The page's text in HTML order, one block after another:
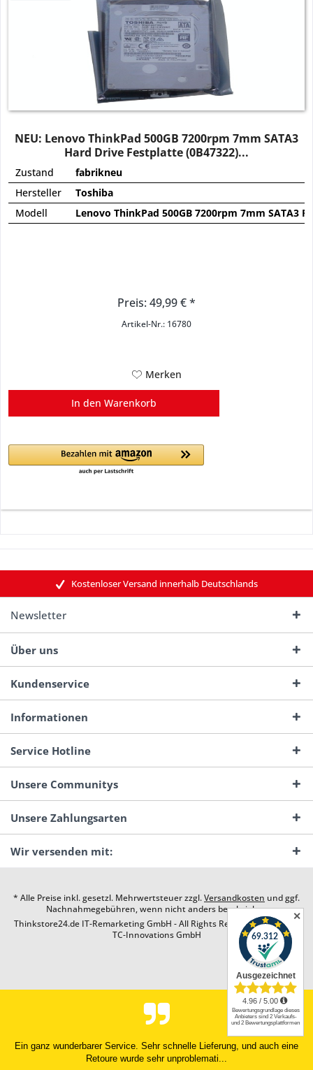
NEU: Lenovo ThinkPad 500GB 7200rpm 7mm SATA3
Hard Drive Festplatte (0B47322)...
Zustand
fabrikneu
Hersteller
Toshiba
Modell
Lenovo ThinkPad 500GB 7200rpm 7mm SATA3
Preis: 49,99 € *
Artikel-Nr.: 16780
Merken
In den Warenkorb
Kostenloser Versand innerhalb Deutschlands
Newsletter
Über uns
Kundenservice
Informationen
Service Hotline
Unsere Communitys
Unsere Zahlungsarten
Wir versenden mit:
* Alle Preise inkl. gesetzl. Mehrwertsteuer zzgl.Versandkosten und ggf.
Nachnahmegebühren, wenn nicht anders beschrieben
Thinkstore24.de IT-Remarketing GmbH - All Rights Reserved. Design by
TC-Innovations GmbH
Ein ganz wunderbarer Service. Sehr schnelle Lieferung, und auch eine
Retoure wurde sehr unproblemati...
✕